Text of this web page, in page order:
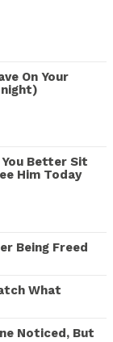
On Your
Better Sit
Him Today
Being Freed
What
Noticed, But